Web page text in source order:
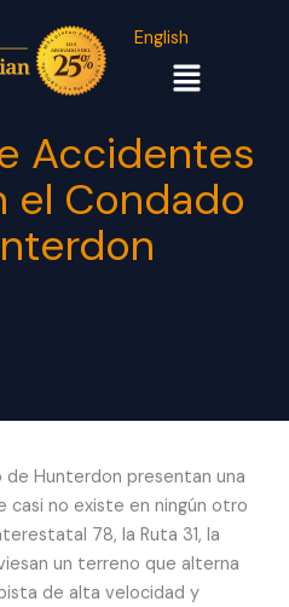
English
Menú
Accidentes
el Condado
Hunterdon presentan una
casi no existe en ningún otro
78, la Ruta 31, la
un terreno que alterna
de alta velocidad y